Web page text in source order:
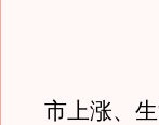
市上涨、